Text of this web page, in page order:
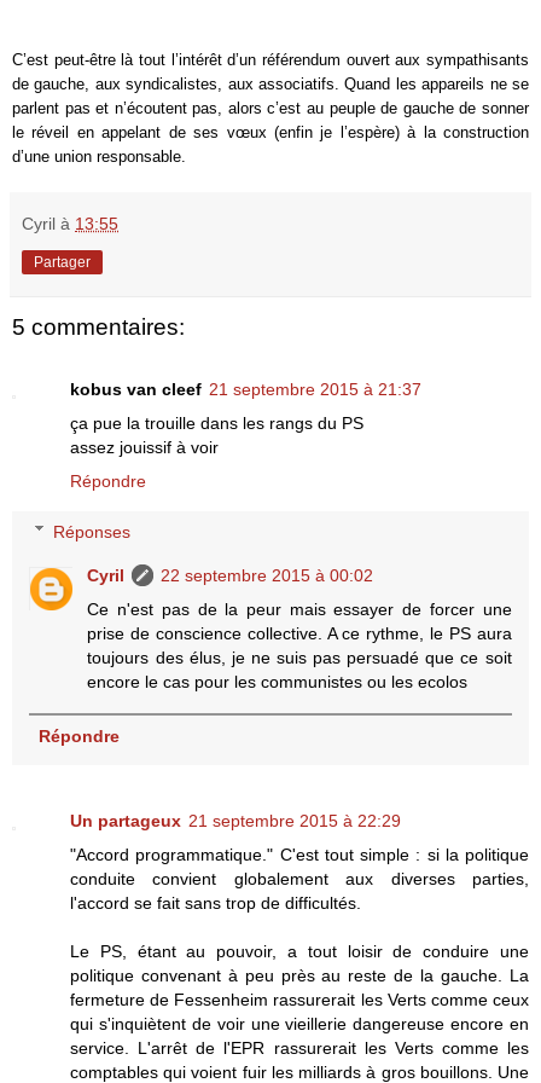
C’est peut-être là tout l’intérêt d’un référendum ouvert aux sympathisants
de gauche, aux syndicalistes, aux associatifs. Quand les appareils ne se
parlent pas et n’écoutent pas, alors c’est au peuple de gauche de sonner
le réveil en appelant de ses vœux (enfin je l’espère) à la construction
d’une union responsable.
Cyril à 13:55
Partager
5 commentaires:
kobus van cleef 21 septembre 2015 à 21:37
ça pue la trouille dans les rangs du PS
assez jouissif à voir
Répondre
Réponses
Cyril
22 septembre 2015 à 00:02
Ce n'est pas de la peur mais essayer de forcer une
prise de conscience collective. A ce rythme, le PS aura
toujours des élus, je ne suis pas persuadé que ce soit
encore le cas pour les communistes ou les ecolos
Répondre
Un partageux 21 septembre 2015 à 22:29
"Accord programmatique." C'est tout simple : si la politique
conduite convient globalement aux diverses parties,
l'accord se fait sans trop de difficultés.
Le PS, étant au pouvoir, a tout loisir de conduire une
politique convenant à peu près au reste de la gauche. La
fermeture de Fessenheim rassurerait les Verts comme ceux
qui s'inquiètent de voir une vieillerie dangereuse encore en
service. L'arrêt de l'EPR rassurerait les Verts comme les
comptables qui voient fuir les milliards à gros bouillons. Une